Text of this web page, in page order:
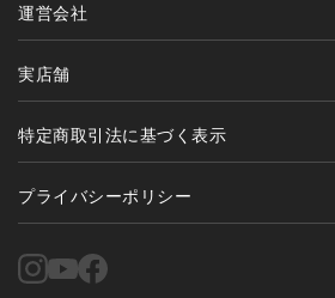
運営会社
実店舗
特定商取引法に基づく表示
プライバシーポリシー